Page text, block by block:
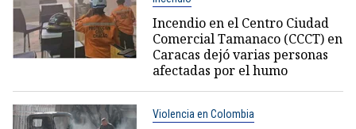
Incendio en el Centro Ciudad
Comercial Tamanaco (CCCT) en
Caracas dejó varias personas
afectadas por el humo
Violencia en Colombia